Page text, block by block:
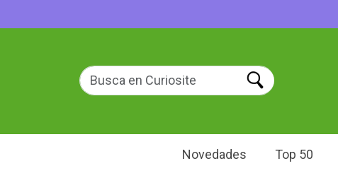
Novedades Top 50